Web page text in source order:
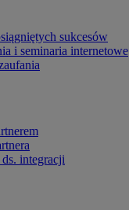
sukcesów
i seminaria internetowe
integracji